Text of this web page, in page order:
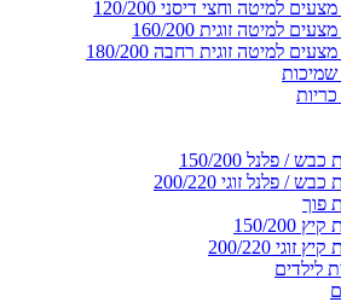
למיטה וחצי דיסני 120/200
למיטה זוגית 160/200
מצעים למיטה זוגית רחבה 180/200
שמיכות
כריות
/ פלנל 150/200
/ פלנל זוגי 200/220
פוך
150/200
זוגי 200/220
לילדים